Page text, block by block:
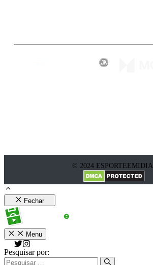
© 2024
Fechar
Menu
Pesquisar por: